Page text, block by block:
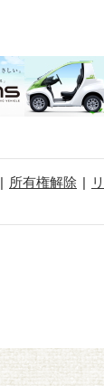
所有権解除